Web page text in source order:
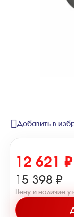
Добавить в
12 621
15 398 ₽
Цену и наличие